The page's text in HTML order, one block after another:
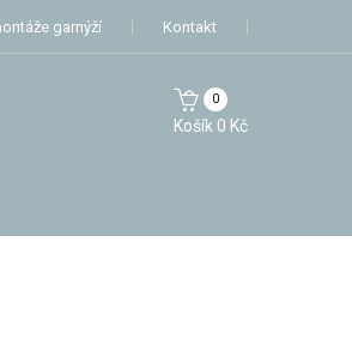
garnýží Kontakt
Košík
0
0 Kč